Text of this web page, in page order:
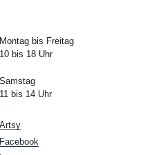
Montag bis Freitag
10 bis 18 Uhr
Samstag
11 bis 14 Uhr
Artsy
Facebook